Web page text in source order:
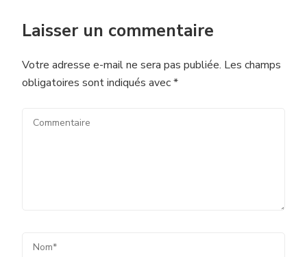
Laisser un commentaire
Votre adresse e-mail ne sera pas publiée. Les champs
obligatoires sont indiqués avec*